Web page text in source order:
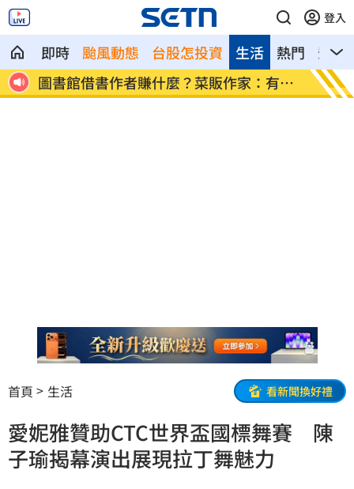
登入
即時 颱風動態 台股怎投資 熱門 影音
生活
錢
逾21萬員工受惠！美銀年砸78億補助瘦瘦
針
屏東
元
首頁 生活 看新聞換好禮
愛妮雅贊助CTC世界盃國標舞賽 陳
子瑜揭幕演出展現拉丁舞魅力